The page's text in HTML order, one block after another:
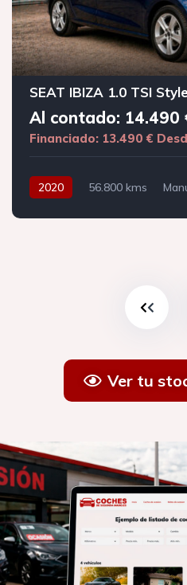
SEAT IBIZA 1.0 TSI Style
Al contado: 14.490
Financiado: 13.490 €
2020 56.800 kms
Ver tu